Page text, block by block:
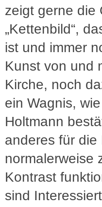
zeigt gerne die
„Kettenbild“,
ist und immer
Kunst von und
Kirche, noch
ein Wagnis,
Holtmann
anderes für die
normalerweise
Kontrast
sind